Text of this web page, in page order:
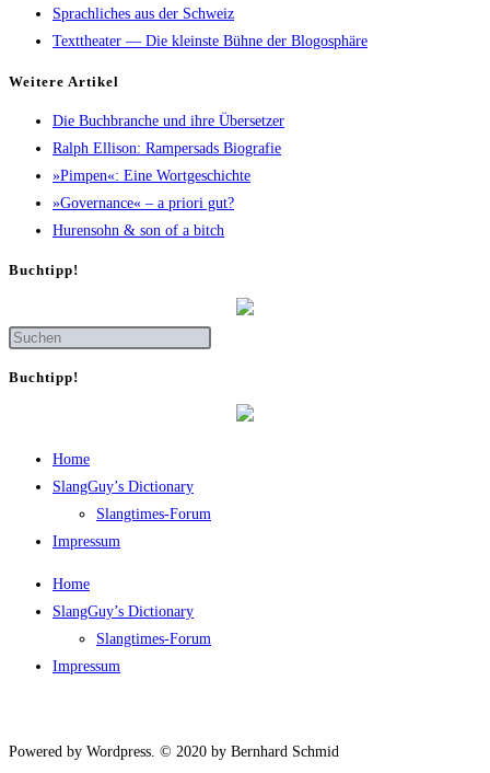
Sprachliches aus der Schweiz
Texttheater — Die kleinste Bühne der Blogosphäre
Wei­te­re Artikel
Die Buch­bran­che und ihre Übersetzer
Ralph Elli­son: Ram­pers­ads Biografie
»Pim­pen«: Eine Wortgeschichte
»Gover­nan­ce« – a prio­ri gut?
Huren­sohn & son of a bitch
Buch­tipp!
Buch­tipp!
Home
SlangGuy’s Dic­tion­a­ry
Slang­times-Forum
Impres­sum
Home
SlangGuy’s Dic­tion­a­ry
Slang­times-Forum
Impres­sum
Powered by Wordpress. © 2020 by Bernhard Schmid